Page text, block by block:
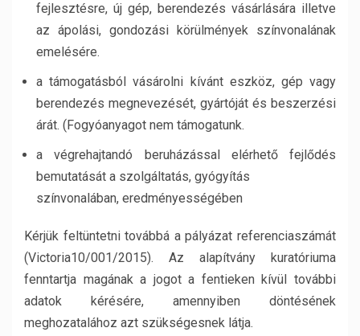
fejlesztésre, új gép, berendezés vásárlására illetve
az ápolási, gondozási körülmények színvonalának
emelésére.
a támogatásból vásárolni kívánt eszköz, gép vagy
berendezés megnevezését, gyártóját és beszerzési
árát. (Fogyóanyagot nem támogatunk.
a végrehajtandó beruházással elérhető fejlődés
bemutatását a szolgáltatás, gyógyítás
színvonalában, eredményességében
Kérjük feltüntetni továbbá a pályázat referenciaszámát
(Victoria10/001/2015). Az alapítvány kuratóriuma
fenntartja magának a jogot a fentieken kívül további
adatok kérésére, amennyiben döntésének
meghozatalához azt szükségesnek látja.